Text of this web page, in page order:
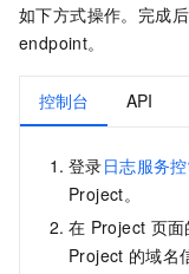
如下方式操作。完成
endpoint。
控制台 API
登录日志服务
Project。
在 Project 页
Project 的域名